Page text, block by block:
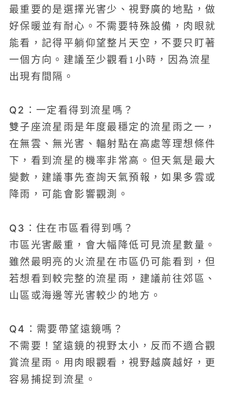
最重要的是選擇光害少、視野廣的地點，做
好保暖並有耐心。不需要特殊設備，肉眼就
能看，記得平躺仰望整片天空，不要只盯著
一個方向。建議至少觀看1小時，因為流星
出現有間隔。
Q2：一定看得到流星嗎？
雙子座流星雨是年度最穩定的流星雨之一，
在無雲、無光害、輻射點在高處等理想條件
下，看到流星的機率非常高。但天氣是最大
變數，建議事先查詢天氣預報，如果多雲或
降雨，可能會影響觀測。
Q3：住在市區看得到嗎？
市區光害嚴重，會大幅降低可見流星數量。
雖然最明亮的火流星在市區仍可能看到，但
若想看到較完整的流星雨，建議前往郊區、
山區或海邊等光害較少的地方。
Q4：需要帶望遠鏡嗎？
不需要！望遠鏡的視野太小，反而不適合觀
賞流星雨。用肉眼觀看，視野越廣越好，更
容易捕捉到流星。